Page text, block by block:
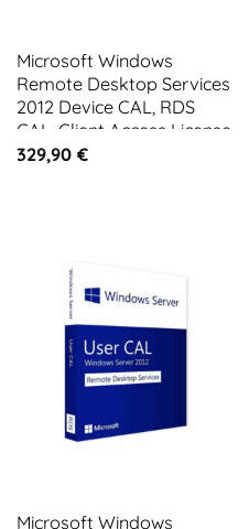
Microsoft Windows
Remote Desktop Services
2012 Device CAL, RDS
CAL, Client Access License
10 CALs
329,90 €
Microsoft Windows